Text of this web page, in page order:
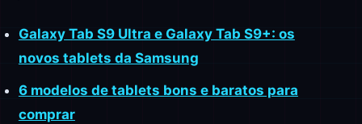
Galaxy Tab S9 Ultra e Galaxy Tab S9+: os
novos tablets da Samsung
6 modelos de tablets bons e baratos para
comprar